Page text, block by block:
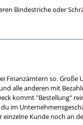
Bindestriche oder
Finanzämtern so. Große
alle anderen mit
kommt "Bestellung"
du im
einzelne Kunde noch an